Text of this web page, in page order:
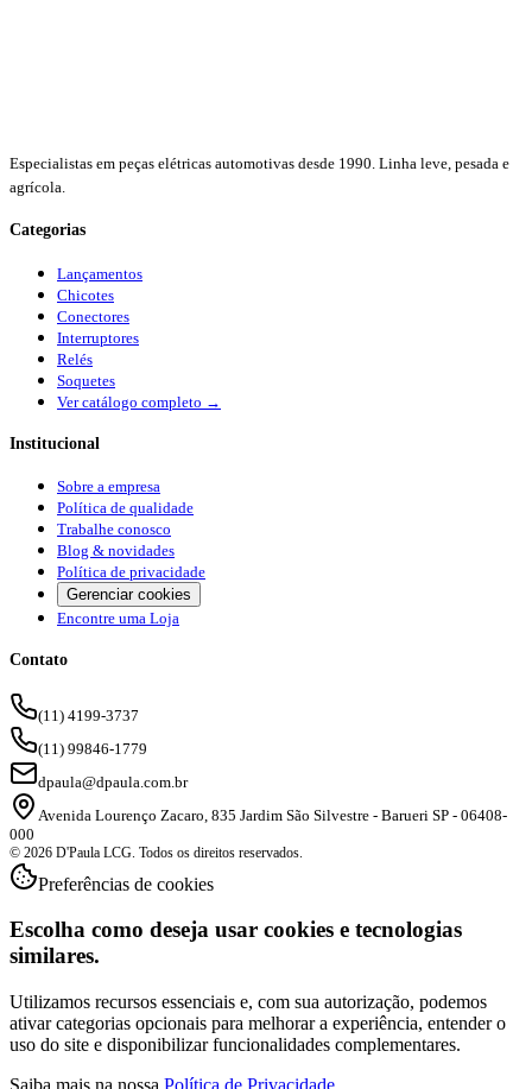
Especialistas em peças elétricas automotivas desde 1990. Linha leve, pesada e
agrícola.
Categorias
Lançamentos
Chicotes
Conectores
Interruptores
Relés
Soquetes
Ver catálogo completo →
Institucional
Sobre a empresa
Política de qualidade
Trabalhe conosco
Blog & novidades
Política de privacidade
Gerenciar cookies
Encontre uma Loja
Contato
(11) 4199-3737
(11) 99846-1779
dpaula@dpaula.com.br
Avenida Lourenço Zacaro, 835 Jardim São Silvestre - Barueri SP - 06408-
000
© 2026 D'Paula LCG. Todos os direitos reservados.
Preferências de cookies
Escolha como deseja usar cookies e tecnologias
similares.
Utilizamos recursos essenciais e, com sua autorização, podemos
ativar categorias opcionais para melhorar a experiência, entender o
uso do site e disponibilizar funcionalidades complementares.
Saiba mais na nossa Política de Privacidade